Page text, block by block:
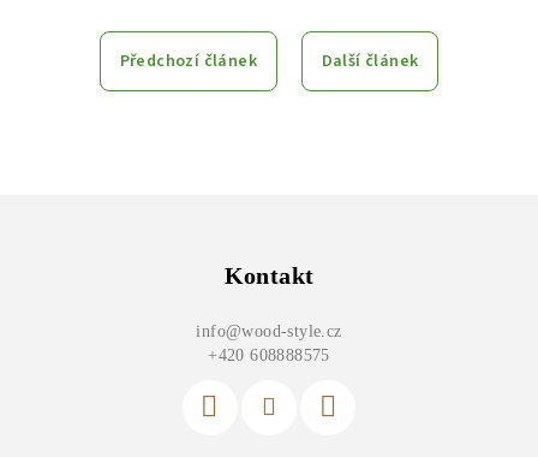
Předchozí článek Další článek
Kontakt
info@wood-style.cz
+420 608888575